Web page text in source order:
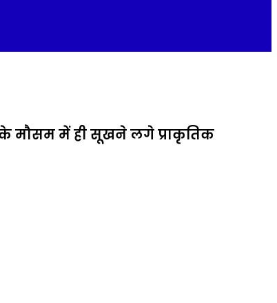
के मौसम में ही सूखने लगे प्राकृतिक